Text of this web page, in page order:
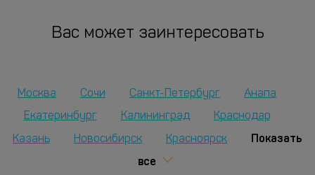
Вас может заинтересовать
Москва Сочи Санкт-Петербург
Анапа
Екатеринбург
Калининград Краснодар
Казань Новосибирск Красноярск
Показать
все